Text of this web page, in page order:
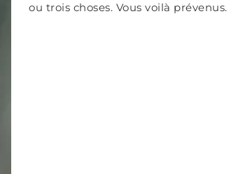
ou trois choses. Vous voilà prévenus.